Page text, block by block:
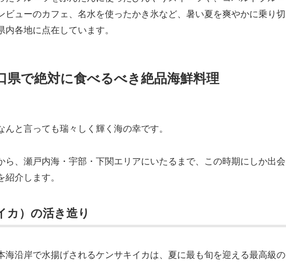
ビューのカフェ、名水を使ったかき氷など、暑い夏を爽やかに乗り切
各地に点在しています。
県で絶対に食べるべき絶品海鮮料理
と言っても瑞々しく輝く海の幸です。
ら、瀬戸内海・宇部・下関エリアにいたるまで、この時期にしか出会
介します。
カ）の活き造り
海沿岸で水揚げされるケンサキイカは、夏に最も旬を迎える最高級の